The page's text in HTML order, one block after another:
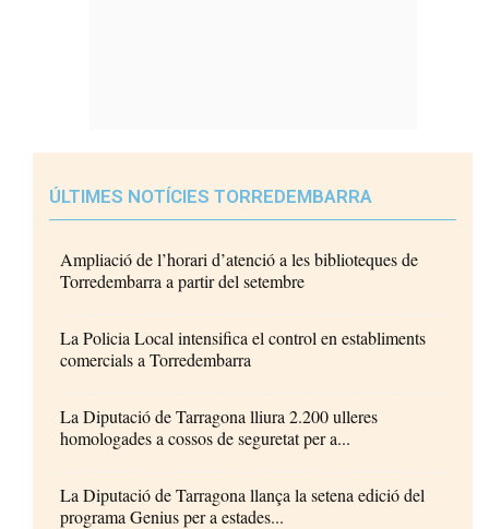
ÚLTIMES NOTÍCIES TORREDEMBARRA
Ampliació de l’horari d’atenció a les biblioteques de
Torredembarra a partir del setembre
La Policia Local intensifica el control en establiments
comercials a Torredembarra
La Diputació de Tarragona lliura 2.200 ulleres
homologades a cossos de seguretat per a...
La Diputació de Tarragona llança la setena edició del
programa Genius per a estades...